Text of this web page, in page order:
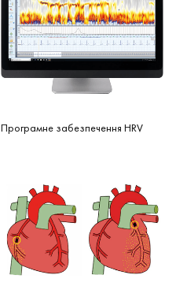
Програмне забезпечення HRV